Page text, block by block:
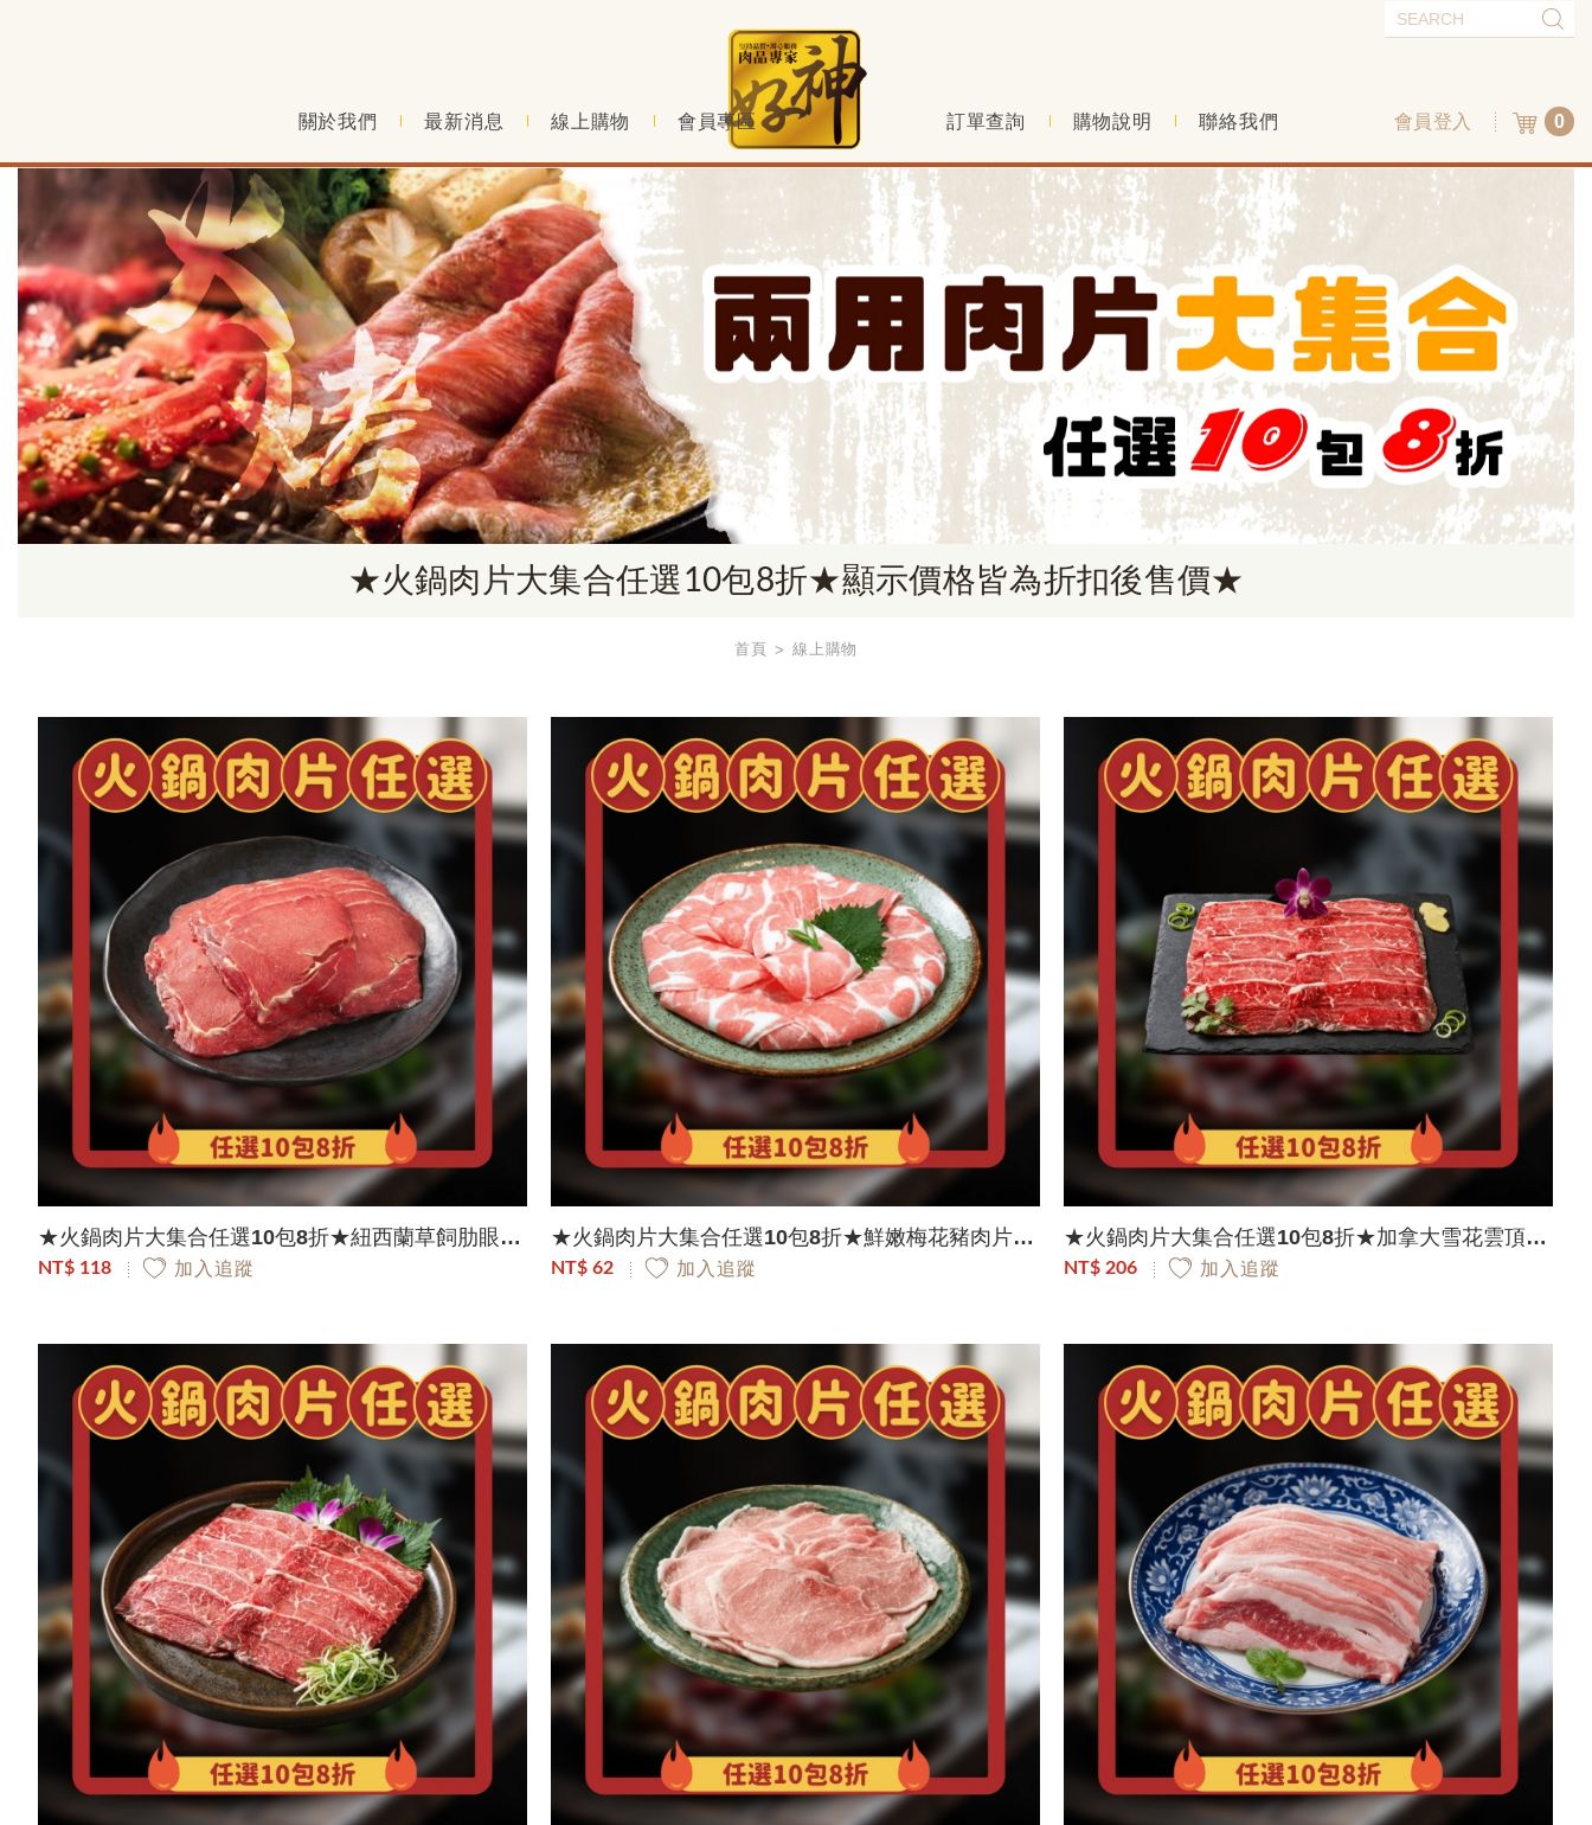
關於我們 最新消息 線上購物 會員專區 訂單查詢 購物說明 聯絡我們 會員登入 0
★火鍋肉片大集合任選10包8折★顯示價格皆為折扣後售價★
首頁 線上購物
★火鍋肉片大集合任選10包8折★紐西蘭草飼肋眼沙朗牛肉片(150g/包)
NT$ 118 加入追蹤
★火鍋肉片大集合任選10包8折★鮮嫩梅花豬肉片｜150g/包
NT$ 62 加入追蹤
★火鍋肉片大集合任選10包8折★加拿大雪花雲頂穀飼板腱牛肉片｜200g/包
NT$ 206 加入追蹤